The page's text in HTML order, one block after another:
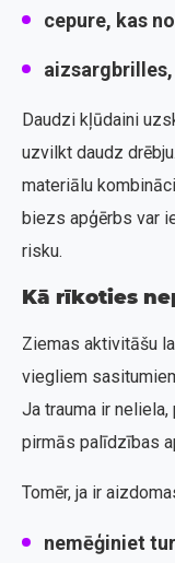
cepure, kas
Daudzi kļūdaini
uzvilkt daudz
materiālu
biezs apģērbs var
risku.
Kā rīkoties
Ziemas aktivitāšu
viegliem
Ja trauma ir
pirmās palīdzības
Tomēr, ja ir
nemēģiniet